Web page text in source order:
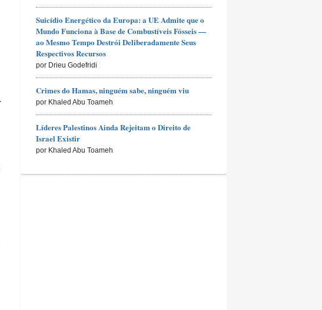
Suicídio Energético da Europa: a UE Admite que o
Mundo Funciona à Base de Combustíveis Fósseis —
ao Mesmo Tempo Destrói Deliberadamente Seus
Respectivos Recursos
por Drieu Godefridi
Crimes do Hamas, ninguém sabe, ninguém viu
por Khaled Abu Toameh
Líderes Palestinos Ainda Rejeitam o Direito de
Israel Existir
por Khaled Abu Toameh